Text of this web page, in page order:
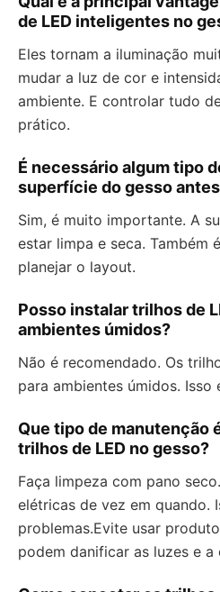
de LED inteligentes no
Eles tornam a iluminação
mudar a luz de cor e
ambiente. E controlar tudo
prático.
É necessário algum tipo
superfície do gesso
Sim, é muito importante. A
estar limpa e seca. Também
planejar o layout.
Posso instalar trilhos de
ambientes úmidos?
Não é recomendado. Os
para ambientes úmidos.
Que tipo de manutenção
trilhos de LED no gesso?
Faça limpeza com pano
elétricas de vez em quando.
problemas.Evite usar
podem danificar as luzes e a